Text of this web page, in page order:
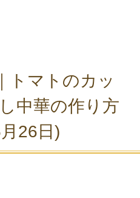
トマトのカッ
中華の作り方
26日)